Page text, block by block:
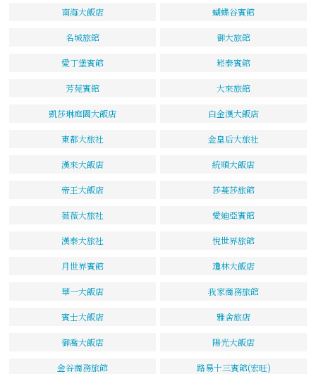
南海大飯店 蝴蝶谷賓館
名城旅館 御大旅館
愛丁堡賓館 崧泰賓館
芳苑賓館 大來旅館
凱莎琳庭園大飯店 白金漢大飯店
東都大旅社 金皇后大旅社
漢來大飯店 統順大飯店
帝王大飯店 莎蔓莎旅館
薇薇大旅社 愛迪亞賓館
漢泰大旅社 悅世界旅館
月世界賓館 瓊林大飯店
華一大飯店 我家商務旅館
賓士大飯店 雅舍旅店
御喬大飯店 陽光大飯店
金谷商務旅館 路易十三賓館(宏旺)